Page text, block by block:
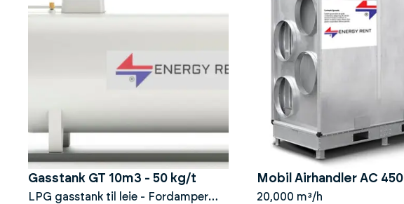
Gasstank GT 10m3 - 50 kg/t
LPG gasstank til leie - Fordamper
Mobil Airhandler AC 450
20,000 m³/h